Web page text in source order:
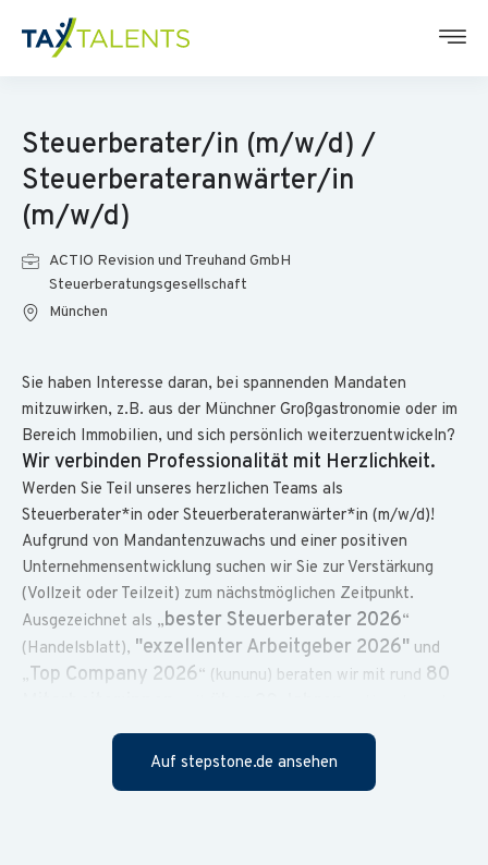
Steuerberater/in (m/w/d) /
Steuerberateranwärter/in
(m/w/d)
ACTIO Revision und Treuhand GmbH
Steuerberatungsgesellschaft
München
Sie haben Interesse daran, bei spannenden Mandaten
mitzuwirken, z.B. aus der Münchner Großgastronomie oder im
Bereich Immobilien, und sich persönlich weiterzuentwickeln?
Wir verbinden Professionalität mit Herzlichkeit.
Werden Sie Teil unseres herzlichen Teams als
Steuerberater*in oder Steuerberateranwärter*in (m/w/d)!
Aufgrund von Mandantenzuwachs und einer positiven
Unternehmensentwicklung suchen wir Sie zur Verstärkung
(Vollzeit oder Teilzeit) zum nächstmöglichen Zeitpunkt.
Ausgezeichnet als „bester Steuerberater 2026“
(Handelsblatt), "exzellenter Arbeitgeber 2026" und
Top Company 2026“ (kununu) beraten wir mit rund 80
internationale Mandanten verschiedener Branchen und
Rechtsformen in steuerrechtlichen, betriebswirtschaftlichen
und strategischen Fragen an unserem Standort im
Auf stepstone.de ansehen